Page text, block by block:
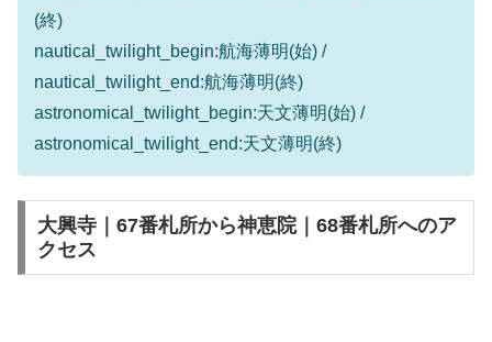
(終)
nautical_twilight_begin:航海薄明(始) /
nautical_twilight_end:航海薄明(終)
astronomical_twilight_begin:天文薄明(始) /
astronomical_twilight_end:天文薄明(終)
大興寺｜67番札所から神恵院｜68番札所へのア
クセス